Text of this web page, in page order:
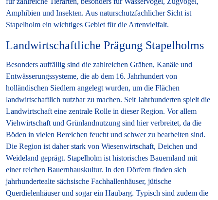
Amphibien und Insekten. Aus naturschutzfachlicher Sicht ist
Stapelholm ein wichtiges Gebiet für die Artenvielfalt.
Landwirtschaftliche Prägung Stapelholms
Besonders auffällig sind die zahlreichen Gräben, Kanäle und
Entwässerungssysteme, die ab dem 16. Jahrhundert von
holländischen Siedlern angelegt wurden, um die Flächen
landwirtschaftlich nutzbar zu machen. Seit Jahrhunderten spielt die
Landwirtschaft eine zentrale Rolle in dieser Region. Vor allem
Viehwirtschaft und Grünlandnutzung sind hier verbreitet, da die
Böden in vielen Bereichen feucht und schwer zu bearbeiten sind.
Die Region ist daher stark von Wiesenwirtschaft, Deichen und
Weideland geprägt. Stapelholm ist historisches Bauernland mit
einer reichen Bauernhauskultur. In den Dörfern finden sich
jahrhundertealte sächsische Fachhallenhäuser, jütische
Querdielenhäuser und sogar ein Haubarg. Typisch sind zudem die